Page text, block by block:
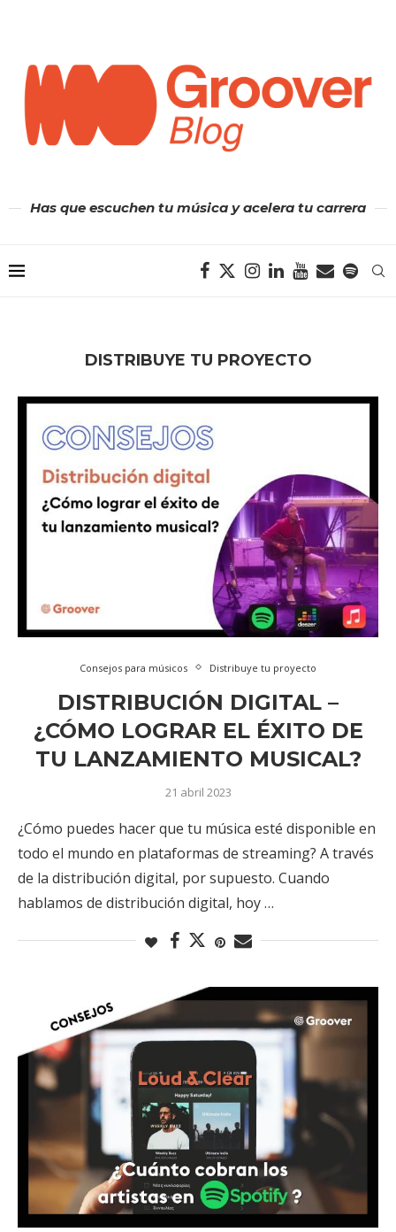
Has que escuchen tu música y acelera tu carrera
DISTRIBUYE TU PROYECTO
Consejos para músicos Distribuye tu proyecto
DISTRIBUCIÓN DIGITAL –
¿CÓMO LOGRAR EL ÉXITO DE
TU LANZAMIENTO MUSICAL?
21 abril 2023
¿Cómo puedes hacer que tu música esté disponible en
todo el mundo en plataformas de streaming? A través
de la distribución digital, por supuesto. Cuando
hablamos de distribución digital, hoy …